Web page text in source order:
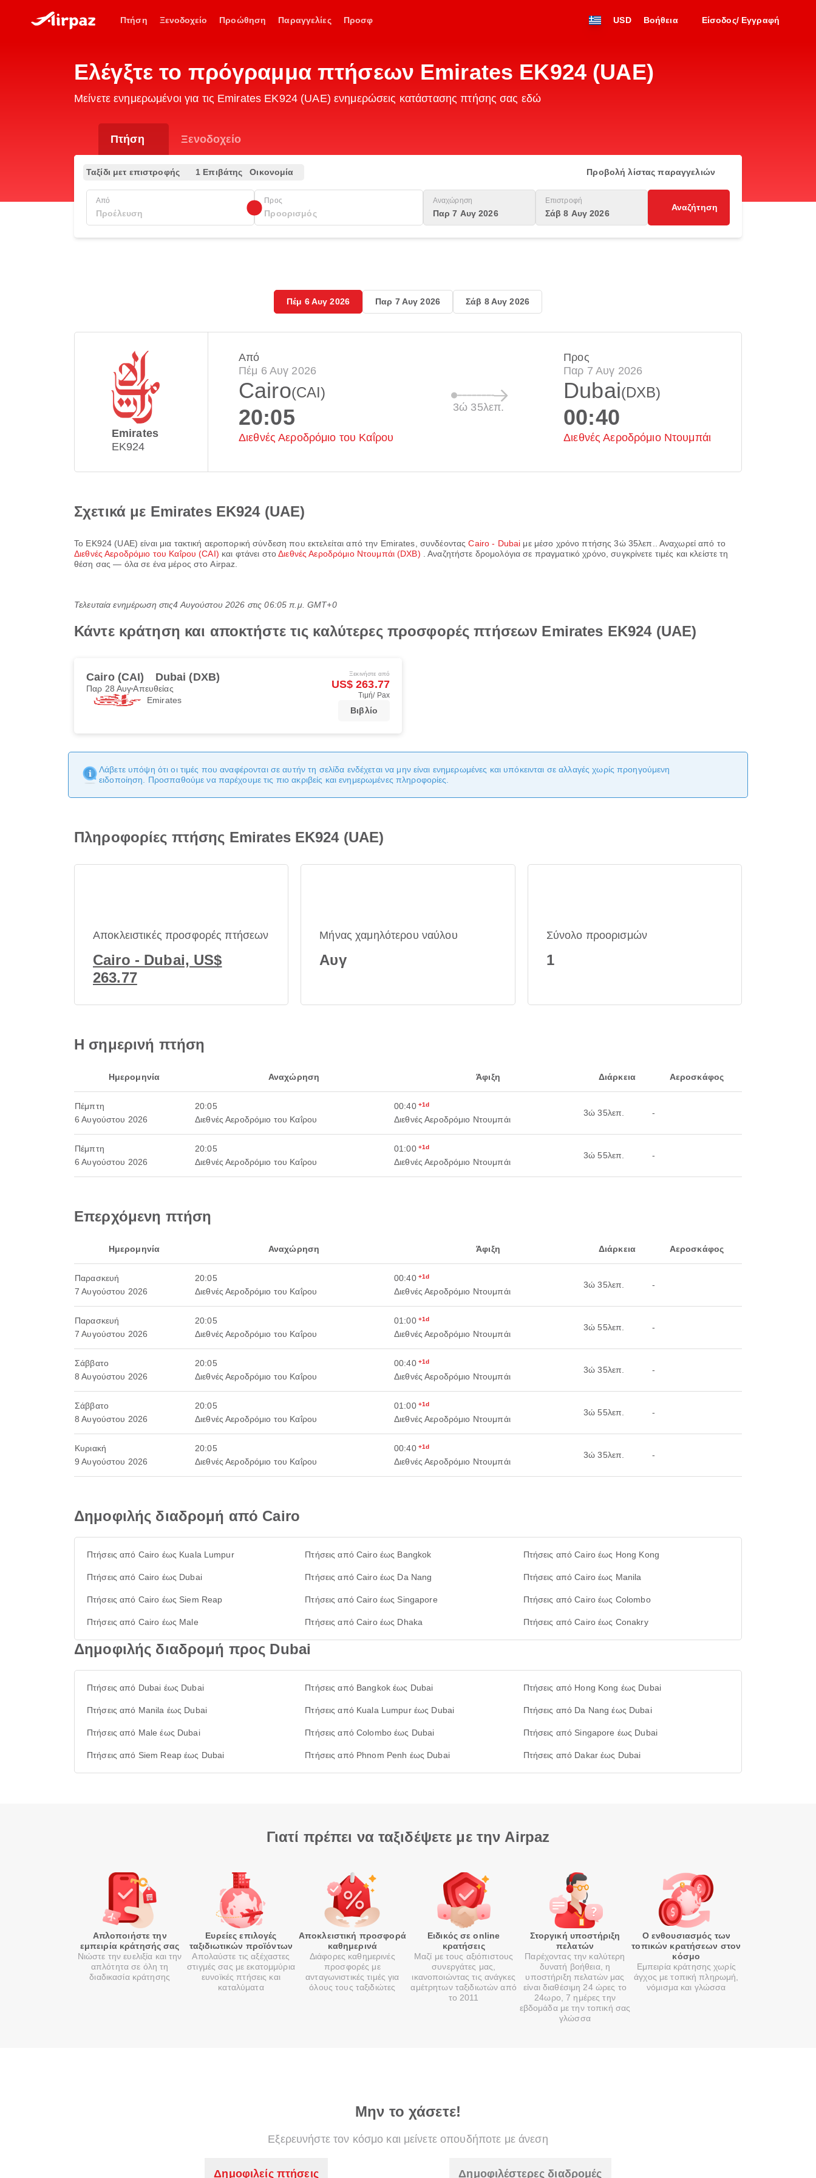
Πτήση Ξενοδοχείο Προώθηση Παραγγελίες Προσφ USD Βοήθεια Είσοδος/ Εγγραφή
Ελέγξτε το πρόγραμμα πτήσεων Emirates EK924 (UAE)
Μείνετε ενημερωμένοι για τις Emirates EK924 (UAE) ενημερώσεις κατάστασης πτήσης σας εδώ
Πτήση Ξενοδοχείο
Ταξίδι μετ επιστροφής 1 Επιβάτης Οικονομία Προβολή λίστας παραγγελιών
Από Προς Αναχώρηση
Παρ 7 Αυγ 2026
Επιστροφή
Σάβ 8 Αυγ 2026
Αναζήτηση
Πέμ 6 Αυγ 2026 Παρ 7 Αυγ 2026 Σάβ 8 Αυγ 2026
Emirates
EK924
Από
Πέμ 6 Αυγ 2026
Cairo(CAI)
20:05
Διεθνές Αεροδρόμιο του Καΐρου
3ώ 35λεπ.
Προς
Παρ 7 Αυγ 2026
Dubai(DXB)
00:40
Διεθνές Αεροδρόμιο Ντουμπάι
Σχετικά με Emirates EK924 (UAE)
Το EK924 (UAE) είναι μια τακτική αεροπορική σύνδεση που εκτελείται από την Emirates , συνδέονταςCairo - Dubai με μέσο χρόνο πτήσης3ώ 35λεπ.
. Αναχωρεί από το
Διεθνές Αεροδρόμιο του Καΐρου (CAI) και φτάνει στοΔιεθνές Αεροδρόμιο Ντουμπάι (DXB)
. Αναζητήστε δρομολόγια σε πραγματικό χρόνο, συγκρίνετε τιμές και κλείστε τη
θέση σας — όλα σε ένα μέρος στο Airpaz.
Τελευταία ενημέρωση στις4 Αυγούστου 2026 στις 06:05 π.μ. GMT+0
Κάντε κράτηση και αποκτήστε τις καλύτερες προσφορές πτήσεων Emirates EK924 (UAE)
Cairo (CAI) Dubai (DXB)
Παρ 28 ΑυγΑπευθείας
Emirates
Ξεκινήστε από
US$ 263.77
Τιμή/ Pax
Βιβλίο
Λάβετε υπόψη ότι οι τιμές που αναφέρονται σε αυτήν τη σελίδα ενδέχεται να μην είναι ενημερωμένες και υπόκεινται σε αλλαγές χωρίς προηγούμενη
ειδοποίηση. Προσπαθούμε να παρέχουμε τις πιο ακριβείς και ενημερωμένες πληροφορίες.
Πληροφορίες πτήσης Emirates EK924 (UAE)
Αποκλειστικές προσφορές πτήσεων
Cairo - Dubai, US$
263.77
Μήνας χαμηλότερου ναύλου
Αυγ
Σύνολο προορισμών
1
Η σημερινή πτήση
Ημερομηνία Αναχώρηση Άφιξη Διάρκεια Αεροσκάφος
Πέμπτη
6 Αυγούστου 2026
20:05
Διεθνές Αεροδρόμιο του Καΐρου
00:40 +1d
Διεθνές Αεροδρόμιο Ντουμπάι
3ώ 35λεπ. -
Πέμπτη
6 Αυγούστου 2026
20:05
Διεθνές Αεροδρόμιο του Καΐρου
01:00 +1d
Διεθνές Αεροδρόμιο Ντουμπάι
3ώ 55λεπ. -
Επερχόμενη πτήση
Ημερομηνία Αναχώρηση Άφιξη Διάρκεια Αεροσκάφος
Παρασκευή
7 Αυγούστου 2026
20:05
Διεθνές Αεροδρόμιο του Καΐρου
00:40 +1d
Διεθνές Αεροδρόμιο Ντουμπάι
3ώ 35λεπ. -
Παρασκευή
7 Αυγούστου 2026
20:05
Διεθνές Αεροδρόμιο του Καΐρου
01:00 +1d
Διεθνές Αεροδρόμιο Ντουμπάι
3ώ 55λεπ. -
Σάββατο
8 Αυγούστου 2026
20:05
Διεθνές Αεροδρόμιο του Καΐρου
00:40 +1d
Διεθνές Αεροδρόμιο Ντουμπάι
3ώ 35λεπ. -
Σάββατο
8 Αυγούστου 2026
20:05
Διεθνές Αεροδρόμιο του Καΐρου
01:00 +1d
Διεθνές Αεροδρόμιο Ντουμπάι
3ώ 55λεπ. -
Κυριακή
9 Αυγούστου 2026
20:05
Διεθνές Αεροδρόμιο του Καΐρου
00:40 +1d
Διεθνές Αεροδρόμιο Ντουμπάι
3ώ 35λεπ. -
Δημοφιλής διαδρομή από Cairo
Πτήσεις από Cairo έως Kuala Lumpur Πτήσεις από Cairo έως Bangkok Πτήσεις από Cairo έως Hong Kong
Πτήσεις από Cairo έως Dubai Πτήσεις από Cairo έως Da Nang Πτήσεις από Cairo έως Manila
Πτήσεις από Cairo έως Siem Reap Πτήσεις από Cairo έως Singapore Πτήσεις από Cairo έως Colombo
Πτήσεις από Cairo έως Male Πτήσεις από Cairo έως Dhaka Πτήσεις από Cairo έως Conakry
Δημοφιλής διαδρομή προς Dubai
Πτήσεις από Dubai έως Dubai Πτήσεις από Bangkok έως Dubai Πτήσεις από Hong Kong έως Dubai
Πτήσεις από Manila έως Dubai Πτήσεις από Kuala Lumpur έως Dubai Πτήσεις από Da Nang έως Dubai
Πτήσεις από Male έως Dubai Πτήσεις από Colombo έως Dubai Πτήσεις από Singapore έως Dubai
Πτήσεις από Siem Reap έως Dubai Πτήσεις από Phnom Penh έως Dubai Πτήσεις από Dakar έως Dubai
Γιατί πρέπει να ταξιδέψετε με την Airpaz
Απλοποιήστε την
εμπειρία κράτησής σας
Νιώστε την ευελιξία και την
απλότητα σε όλη τη
διαδικασία κράτησης
Ευρείες επιλογές
ταξιδιωτικών προϊόντων
Απολαύστε τις αξέχαστες
στιγμές σας με εκατομμύρια
ευνοϊκές πτήσεις και
καταλύματα
Αποκλειστική προσφορά
καθημερινά
Διάφορες καθημερινές
προσφορές με
ανταγωνιστικές τιμές για
όλους τους ταξιδιώτες
Ειδικός σε online
κρατήσεις
Μαζί με τους αξιόπιστους
συνεργάτες μας,
ικανοποιώντας τις ανάγκες
αμέτρητων ταξιδιωτών από
το 2011
Στοργική υποστήριξη
πελατών
Παρέχοντας την καλύτερη
δυνατή βοήθεια, η
υποστήριξη πελατών μας
είναι διαθέσιμη 24 ώρες το
24ωρο, 7 ημέρες την
εβδομάδα με την τοπική σας
γλώσσα
Ο ενθουσιασμός των
τοπικών κρατήσεων στον
κόσμο
Εμπειρία κράτησης χωρίς
άγχος με τοπική πληρωμή,
νόμισμα και γλώσσα
Μην το χάσετε!
Εξερευνήστε τον κόσμο και μείνετε οπουδήποτε με άνεση
Δημοφιλείς πτήσεις Δημοφιλέστερες διαδρομές